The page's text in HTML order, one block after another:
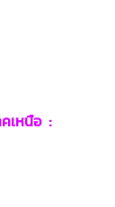
เหนือ :